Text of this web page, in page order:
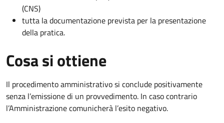
(CNS)
tutta la documentazione prevista per la presentazione
della pratica.
Cosa si ottiene
Il procedimento amministrativo si conclude positivamente
senza l’emissione di un provvedimento. In caso contrario
l’Amministrazione comunicherà l’esito negativo.